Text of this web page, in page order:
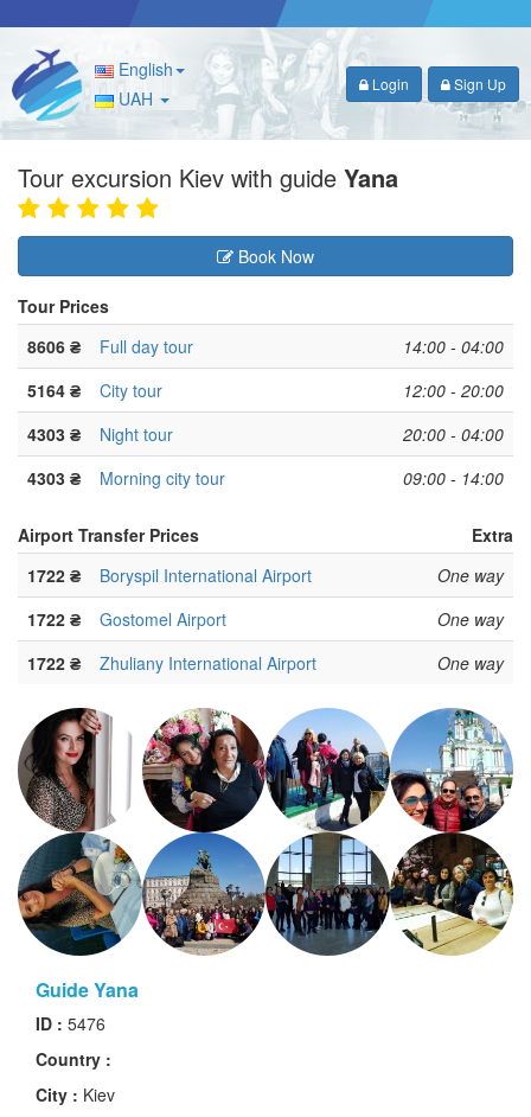
English
UAH
Login Sign Up
Tour excursion Kiev with guide Yana
Book Now
Tour Prices
8606 ₴
Full day tour
14:00 - 04:00
5164 ₴
City tour
12:00 - 20:00
4303 ₴
Night tour
20:00 - 04:00
4303 ₴
Morning city tour 09:00 - 14:00
Airport Transfer Prices
Extra
1722 ₴
Boryspil International Airport
One way
1722 ₴
Gostomel Airport
One way
1722 ₴
Zhuliany International Airport One way
Guide Yana
ID : 5476
Country :
City : Kiev